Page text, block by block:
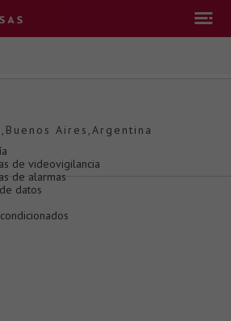
Aires,Argentina
de videovigilancia
de alarmas
datos